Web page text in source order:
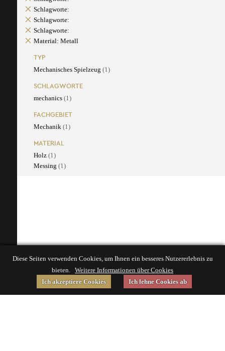
Schlagworte:
Schlagworte:
Schlagworte:
Material: Metall
TYP
Mechanisches Spielzeug (1)
SCHLAGWORTE
mechanics (1)
FACHGEBIET
Mechanik (1)
MATERIAL
Holz (1)
Messing (1)
Diese Seiten verwenden Cookies, um Ihnen ein besseres Nutzererlebnis zu
bieten. Weitere Informationen über Cookies
Ich akzeptiere Cookies
Ich lehne Cookies ab